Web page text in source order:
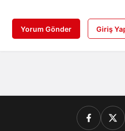
Yorum Gönder Giriş